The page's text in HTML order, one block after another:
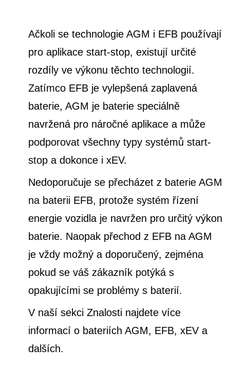
Ačkoli se technologie AGM i EFB používají
pro aplikace start-stop, existují určité
rozdíly ve výkonu těchto technologií.
Zatímco EFB je vylepšená zaplavená
baterie, AGM je baterie speciálně
navržená pro náročné aplikace a může
podporovat všechny typy systémů start-
stop a dokonce i xEV.
Nedoporučuje se přecházet z baterie AGM
na baterii EFB, protože systém řízení
energie vozidla je navržen pro určitý výkon
baterie. Naopak přechod z EFB na AGM
je vždy možný a doporučený, zejména
pokud se váš zákazník potýká s
opakujícími se problémy s baterií.
V naší sekci Znalosti najdete více
informací o bateriích AGM, EFB, xEV a
dalších.